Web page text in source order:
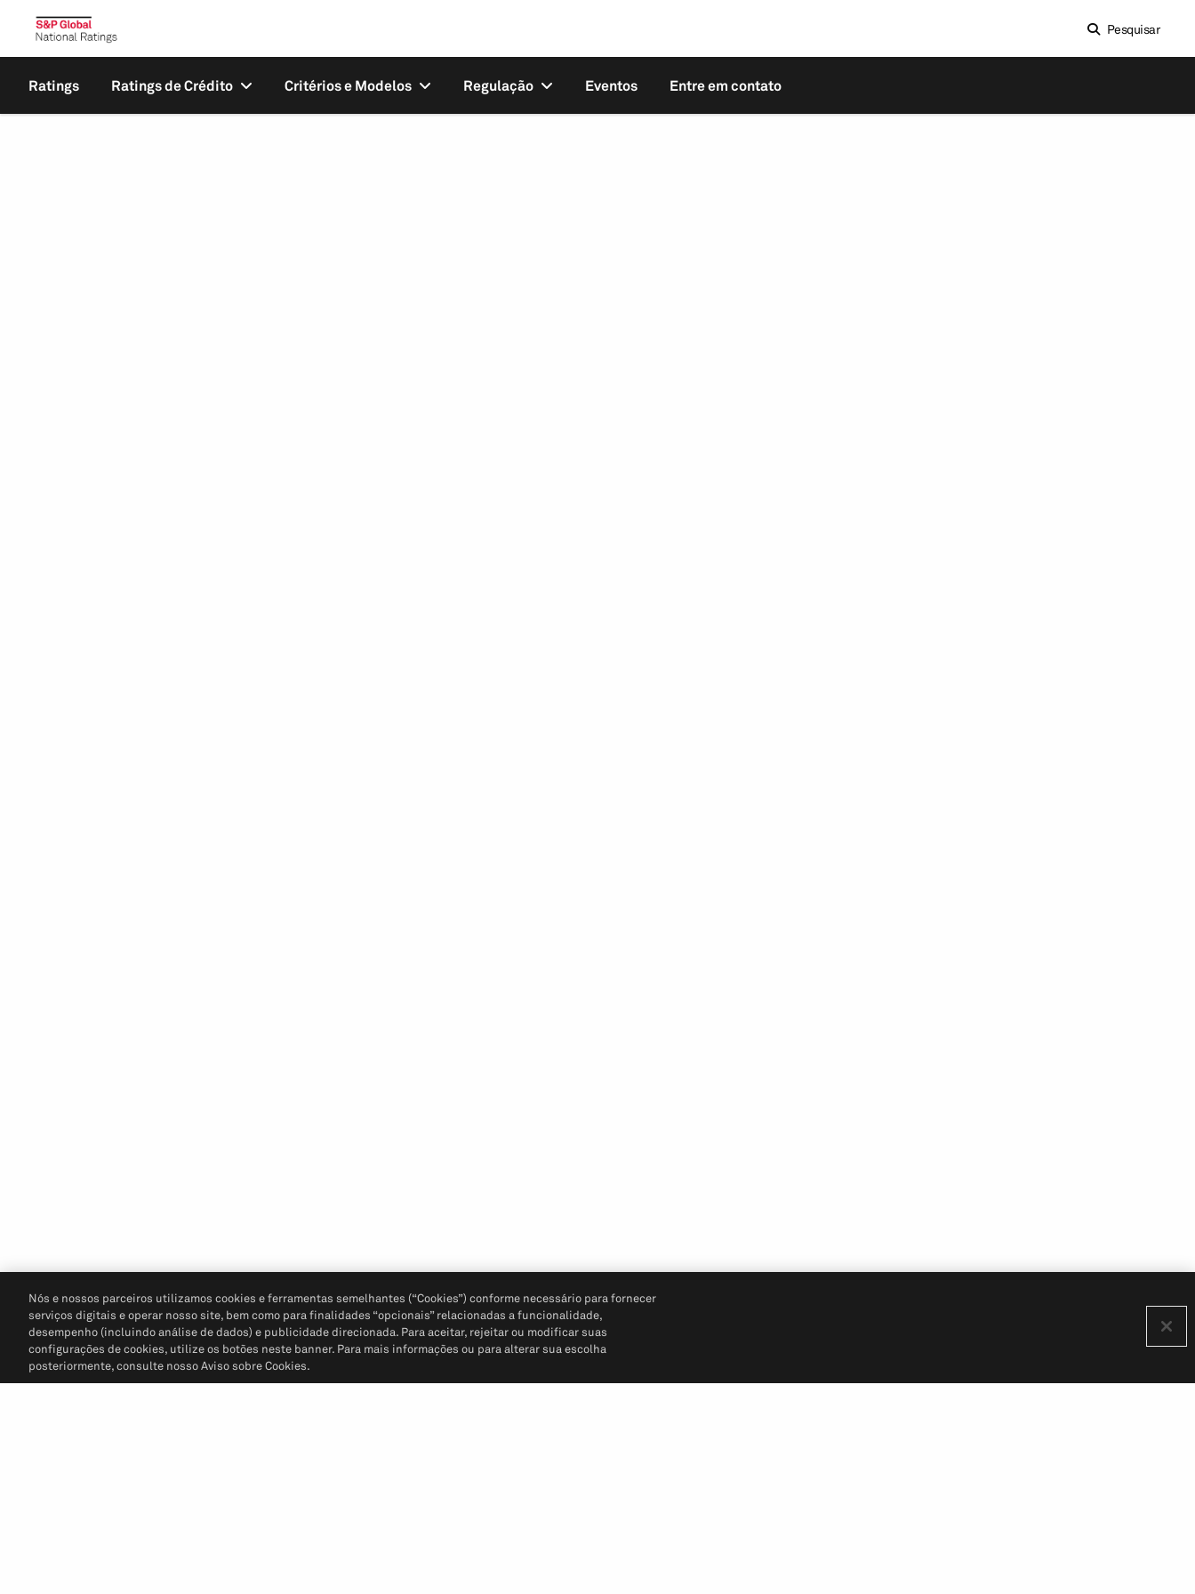
Pesquisar
Ratings Ratings de Crédito Critérios e Modelos Regulação Eventos Entre em contato
Nós e nossos parceiros utilizamos cookies e ferramentas semelhantes (“Cookies”) conforme necessário para fornecer
serviços digitais e operar nosso site, bem como para finalidades “opcionais” relacionadas a funcionalidade,
desempenho (incluindo análise de dados) e publicidade direcionada. Para aceitar, rejeitar ou modificar suas
configurações de cookies, utilize os botões neste banner. Para mais informações ou para alterar sua escolha
posteriormente, consulte nosso Aviso sobre Cookies.